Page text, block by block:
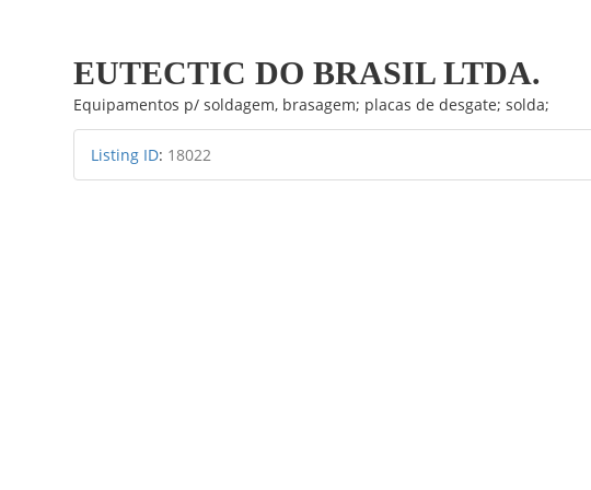
EUTECTIC DO BRASIL LTDA.
Equipamentos p/ soldagem, brasagem; placas de desgate; solda;
Listing ID: 18022